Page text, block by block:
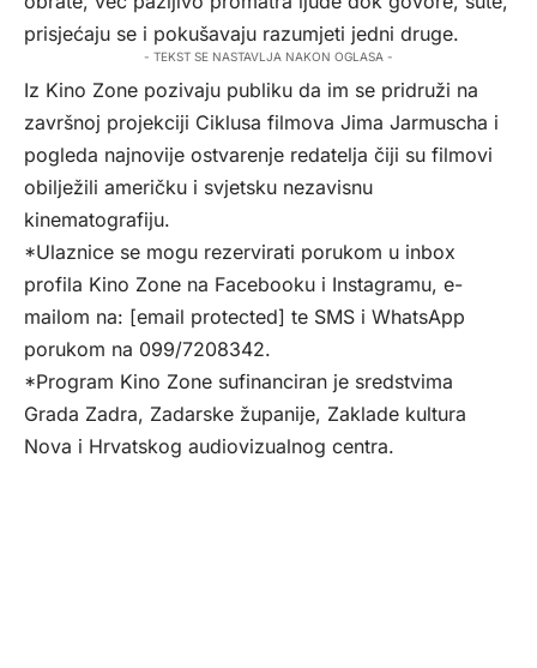
prisjećaju se i pokušavaju razumjeti jedni druge.
- TEKST SE NASTAVLJA NAKON OGLASA -
Iz Kino Zone pozivaju publiku da im se pridruži na
završnoj projekciji Ciklusa filmova Jima Jarmuscha i
pogleda najnovije ostvarenje redatelja čiji su filmovi
obilježili američku i svjetsku nezavisnu
kinematografiju.
*Ulaznice se mogu rezervirati porukom u inbox
profila Kino Zone na Facebooku i Instagramu, e-
mailom na: [email protected] te SMS i WhatsApp
porukom na 099/7208342.
*Program Kino Zone sufinanciran je sredstvima
Grada Zadra, Zadarske županije, Zaklade kultura
Nova i Hrvatskog audiovizualnog centra.